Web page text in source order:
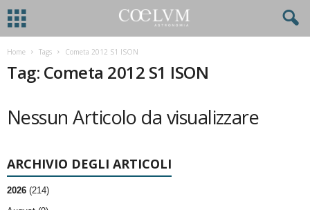
Home Tags Cometa 2012 S1 ISON
Tag: Cometa 2012 S1 ISON
Nessun Articolo da visualizzare
ARCHIVIO DEGLI ARTICOLI
2026 (214)